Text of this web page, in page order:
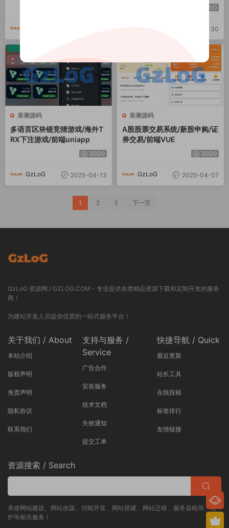
3000
2025-04-30
亲测源码
多语言区块链竞猜游戏/海外T
RX下注游戏/前端uniapp
5000
GzLoG 2025-04-13
亲测源码
A股股票交易系统/新股申购/证
券交易/前端VUE
5000
GzLoG 2025-04-07
1 2 3 下一页
GzLoG 资源网 / GZLOG.COM - 专业提供各类精品资源下载和定制开发的服务
商！
为建站开发人员提供优质的一站式服务平台！
关于我们 / About
本站介绍
版权声明
免责声明
隐私协议
联系我们
支持与服务 /
Service
广告合作
安装服务
技术文档
失效通知
提交工单
快捷导航 / Quick
最近更新
站长工具
在线投稿
标签排行
友情链接
资源搜索 / Search
承接网站建设、网站改版、功能开发、网站搭建、网站迁移、服务器租用、维
护等相关服务！